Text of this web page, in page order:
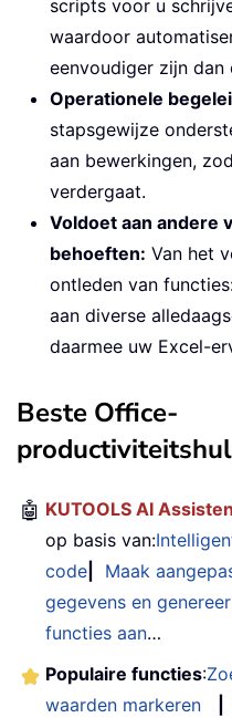
scripts voor u
waardoor
eenvoudiger zijn dan
Operationele
stapsgewijze
aan bewerkingen,
verdergaat.
Voldoet aan andere
behoeften: Van het
ontleden van
aan diverse
daarmee uw Excel-
Beste Office-
🤖 KUTOOLS AI
op basis van:
code
Maak
gegevens en
functies aan…
Populaire functies:
waarden markeren